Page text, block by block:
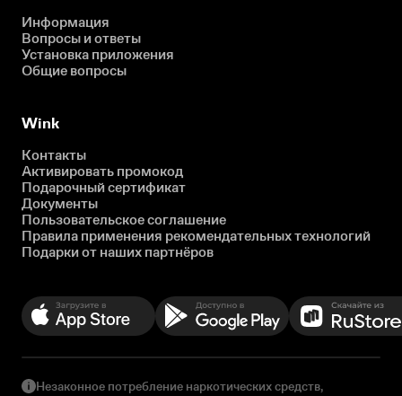
Информация
Вопросы и ответы
Установка приложения
Общие вопросы
Wink
Контакты
Активировать промокод
Подарочный сертификат
Документы
Пользовательское соглашение
Правила применения рекомендательных технологий
Подарки от наших партнёров
Незаконное потребление наркотических средств,